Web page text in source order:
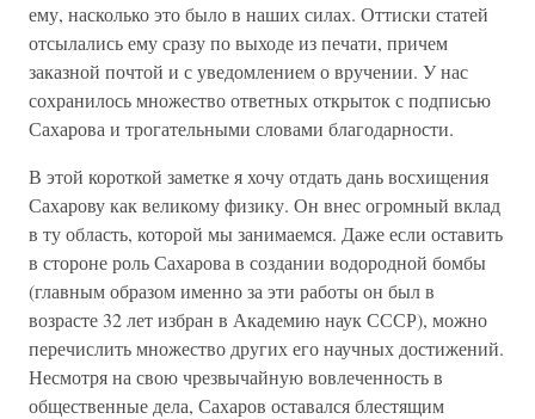
ему, насколько это было в наших силах. Оттиски статей
отсылались ему сразу по выходе из печати, причем
заказной почтой и с уведомлением о вручении. У нас
сохранилось множество ответных открыток с подписью
Сахарова и трогательными словами благодарности.
В этой короткой заметке я хочу отдать дань восхищения
Сахарову как великому физику. Он внес огромный вклад
в ту область, которой мы занимаемся. Даже если оставить
в стороне роль Сахарова в создании водородной бомбы
(главным образом именно за эти работы он был в
возрасте 32 лет избран в Академию наук СССР), можно
перечислить множество других его научных достижений.
Несмотря на свою чрезвычайную вовлеченность в
общественные дела, Сахаров оставался блестящим